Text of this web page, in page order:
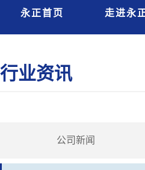
永正首页 走进永
行业资讯
公司新闻